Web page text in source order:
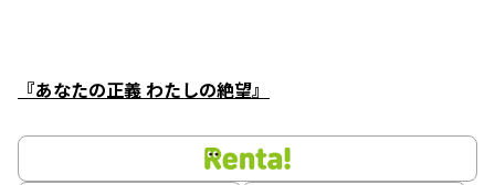
『あなたの正義 わたしの絶望』